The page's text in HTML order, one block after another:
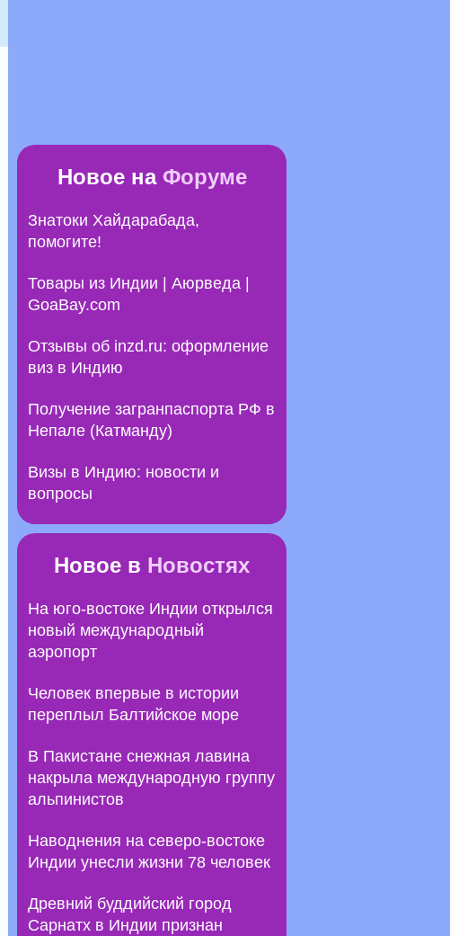
Новое на Форуме
Знатоки Хайдарабада,
помогите!
Товары из Индии | Аюрведа |
GoaBay.com
Отзывы об inzd.ru: оформление
виз в Индию
Получение загранпаспорта РФ в
Непале (Катманду)
Визы в Индию: новости и
вопросы
Новое в Новостях
На юго-востоке Индии открылся
новый международный
аэропорт
Человек впервые в истории
переплыл Балтийское море
В Пакистане снежная лавина
накрыла международную группу
альпинистов
Наводнения на северо-востоке
Индии унесли жизни 78 человек
Древний буддийский город
Сарнатх в Индии признан